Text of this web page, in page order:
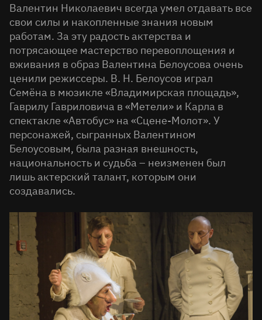
Валентин Николаевич всегда умел отдавать все
свои силы и накопленные знания новым
работам. За эту радость актерства и
потрясающее мастерство перевоплощения и
вживания в образ Валентина Белоусова очень
ценили режиссеры. В. Н. Белоусов играл
Семёна в мюзикле «Владимирская площадь»,
Гаврилу Гавриловича в «Метели» и Карла в
спектакле «Автобус» на «Сцене-Молот». У
персонажей, сыгранных Валентином
Белоусовым, была разная внешность,
национальность и судьба – неизменен был
лишь актерский талант, которым они
создавались.